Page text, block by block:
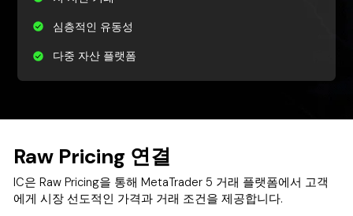
심층적인 유동성
다중 자산 플랫폼
Raw Pricing 연결
IC은 Raw Pricing을 통해 MetaTrader 5 거래 플랫폼에서 고객
에게 시장 선도적인 가격과 거래 조건을 제공합니다.